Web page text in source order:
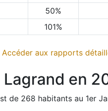
50%
101%
aux rapports
Lagrand en
de 268 habitants au 1er